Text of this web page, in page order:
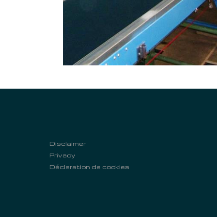
Disclaimer
Privacy
Déclaration de cookies